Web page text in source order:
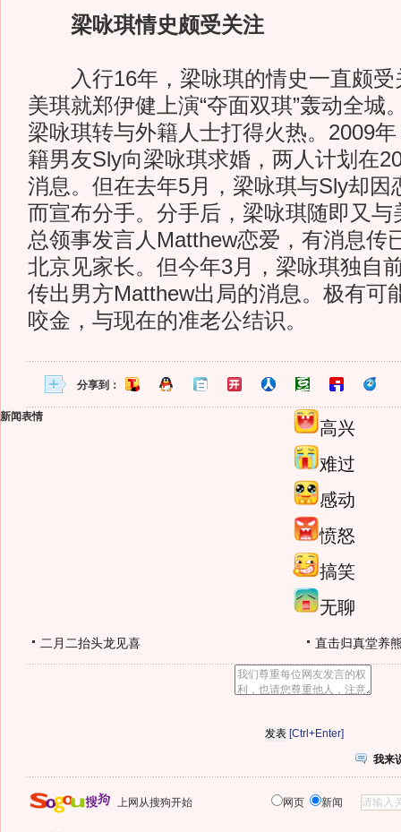
梁咏琪情史颇受关注
入行16年，梁咏琪的情史一直颇受
美琪就郑伊健上演“夺面双琪”轰动全城
梁咏琪转与外籍人士打得火热。2009
籍男友Sly向梁咏琪求婚，两人计划在
消息。但在去年5月，梁咏琪与Sly却因
而宣布分手。分手后，梁咏琪随即又与
总领事发言人Matthew恋爱，有消息传
北京见家长。但今年3月，梁咏琪独自
传出男方Matthew出局的消息。极有可
咬金，与现在的准老公结识。
分享到：
新闻表情
高兴
难过
感动
愤怒
搞笑
无聊
二月二抬头龙见喜 直击归真堂养
[Ctrl+Enter]
我来
上网从搜狗开始 网页 新闻